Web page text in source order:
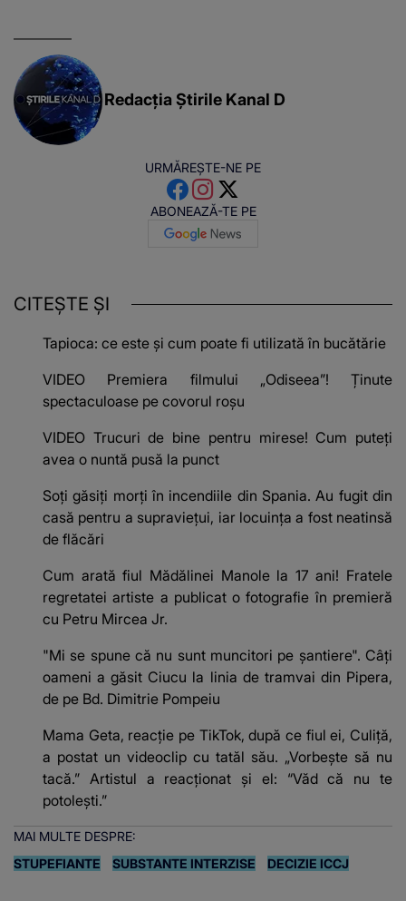
Redacția Știrile Kanal D
URMĂREȘTE-NE PE
ABONEAZĂ-TE PE
CITEȘTE ȘI
Tapioca: ce este și cum poate fi utilizată în bucătărie
VIDEO Premiera filmului „Odiseea”! Ținute
spectaculoase pe covorul roșu
VIDEO Trucuri de bine pentru mirese! Cum puteți
avea o nuntă pusă la punct
Soți găsiți morți în incendiile din Spania. Au fugit din
casă pentru a supraviețui, iar locuința a fost neatinsă
de flăcări
Cum arată fiul Mădălinei Manole la 17 ani! Fratele
regretatei artiste a publicat o fotografie în premieră
cu Petru Mircea Jr.
"Mi se spune că nu sunt muncitori pe șantiere". Câţi
oameni a găsit Ciucu la linia de tramvai din Pipera,
de pe Bd. Dimitrie Pompeiu
Mama Geta, reacție pe TikTok, după ce fiul ei, Culiță,
a postat un videoclip cu tatăl său. „Vorbește să nu
tacă.” Artistul a reacționat și el: “Văd că nu te
potoleşti.”
MAI MULTE DESPRE:
STUPEFIANTE
SUBSTANTE INTERZISE DECIZIE ICCJ